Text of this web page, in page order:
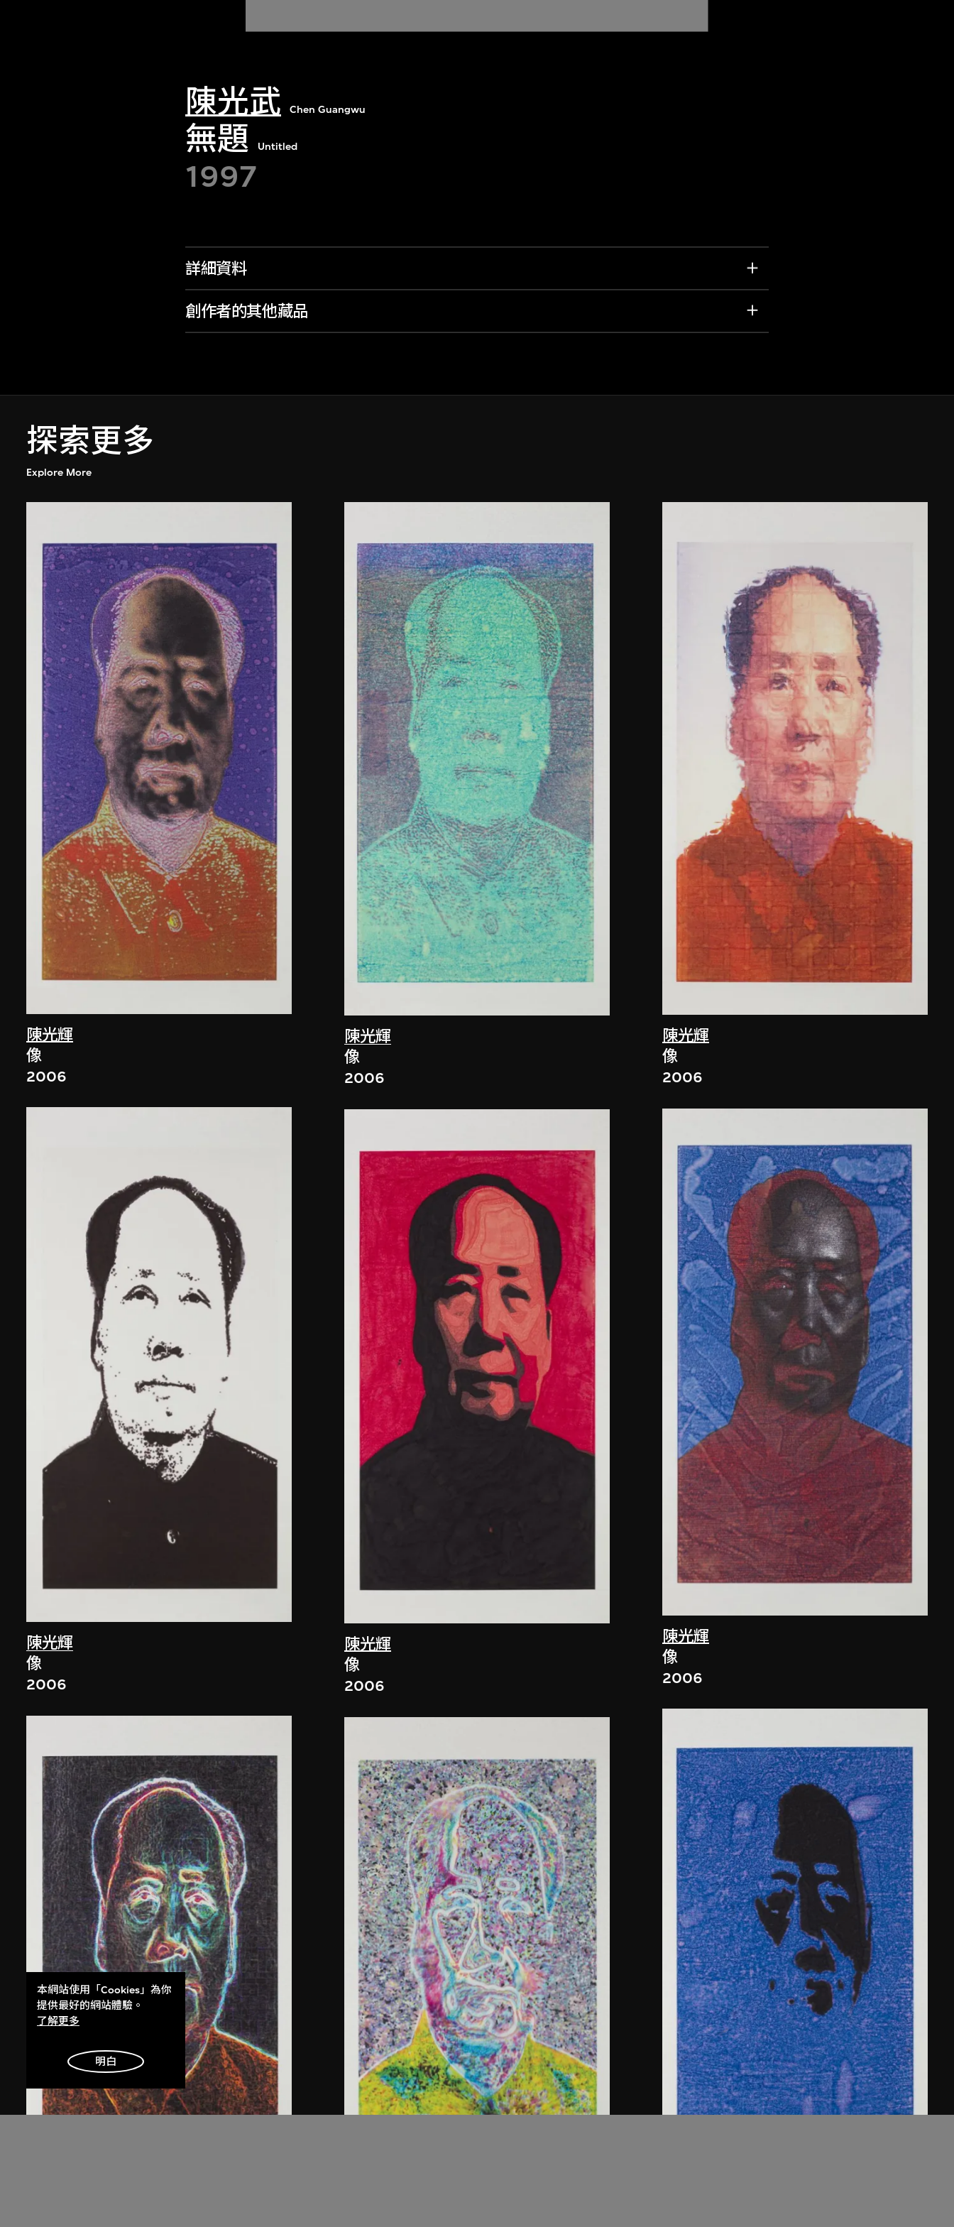
陳光武 Chen Guangwu
無題 Untitled
1997
詳細資料
創作者的其他藏品
探索更多
Explore More
陳光輝
像
2006
陳光輝
像
2006
陳光輝
像
2006
陳光輝
像
2006
陳光輝
像
2006
陳光輝
像
2006
本網站使用「Cookies」為你
提供最好的網站體驗。
了解更多
明白